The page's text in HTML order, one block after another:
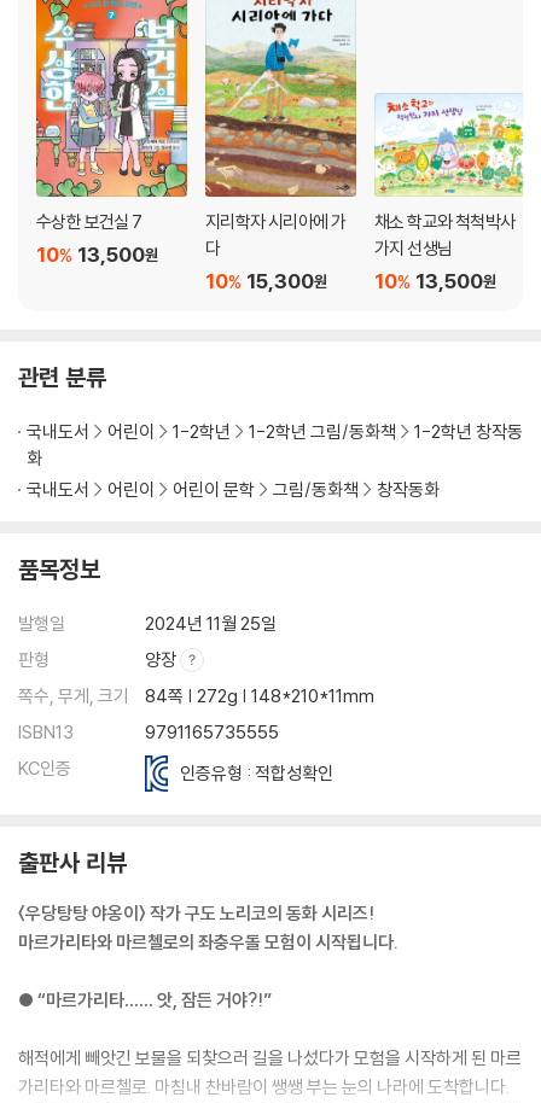
수상한 보건실 7
13,500원
10%
지리학자 시리아에 가
다
15,300원
10%
채소 학교와 척척박사
가지 선생님
13,500원
10%
관련 분류
국내도서 어린이 1-2학년 1-2학년 그림/동화책
1-2학년 창작동
화
국내도서
어린이 어린이 문학 그림/동화책 창작동화
품목정보
발행일
2024년 11월 25일
판형
양장
쪽수, 무게, 크기
84쪽 | 272g | 148*210*11mm
ISBN13
9791165735555
KC인증
인증유형 : 적합성확인
출판사 리뷰
〈우당탕탕 야옹이〉 작가 구도 노리코의 동화 시리즈!
마르가리타와 마르첼로의 좌충우돌 모험이 시작됩니다.
● “마르가리타…… 앗, 잠든 거야?!”
해적에게 빼앗긴 보물을 되찾으러 길을 나섰다가 모험을 시작하게 된 마르
가리타와 마르첼로. 마침내 찬바람이 쌩쌩 부는 눈의 나라에 도착합니다.